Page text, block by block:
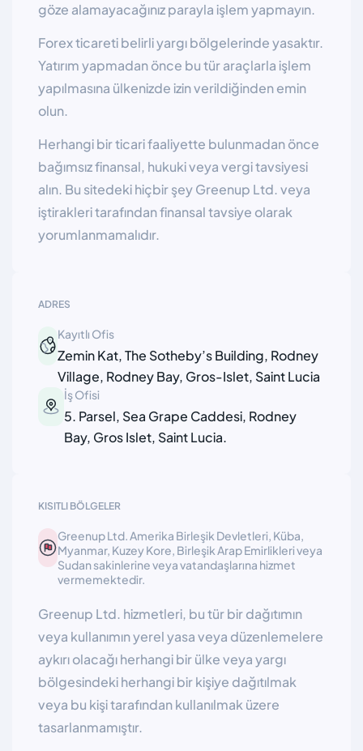
KISITLI BÖLGELER
Greenup Ltd. Amerika Birleşik Devletleri, Küba,
Myanmar, Kuzey Kore, Birleşik Arap Emirlikleri veya
Sudan sakinlerine veya vatandaşlarına hizmet
vermemektedir.
Greenup Ltd. hizmetleri, bu tür bir dağıtımın
veya kullanımın yerel yasa veya düzenlemelere
aykırı olacağı herhangi bir ülke veya yargı
bölgesindeki herhangi bir kişiye dağıtılmak
veya bu kişi tarafından kullanılmak üzere
tasarlanmamıştır.
ADRES
Kayıtlı Ofis
Zemin Kat, The Sotheby’s Building, Rodney
Village, Rodney Bay, Gros-Islet, Saint Lucia
İş Ofisi
5. Parsel, Sea Grape Caddesi, Rodney
Bay, Gros Islet, Saint Lucia.
göze alamayacağınız parayla işlem yapmayın.
Forex ticareti belirli yargı bölgelerinde yasaktır.
Yatırım yapmadan önce bu tür araçlarla işlem
yapılmasına ülkenizde izin verildiğinden emin
olun.
Herhangi bir ticari faaliyette bulunmadan önce
bağımsız finansal, hukuki veya vergi tavsiyesi
alın. Bu sitedeki hiçbir şey Greenup Ltd. veya
iştirakleri tarafından finansal tavsiye olarak
yorumlanmamalıdır.